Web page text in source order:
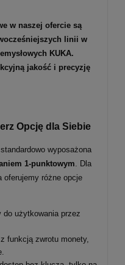
w naszej ofercie są
linii w
KUKA.
jakość i precyzję
Opcję dla Siebie
standardowo wyposażona
1-punktowym . Dla
oferujemy różne opcje
do użytkowania przez
funkcją zwrotu monety,